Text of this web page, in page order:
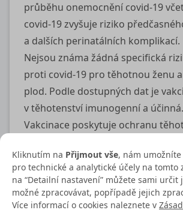
průběhu onemocnění covid-19
covid-19zvyšuje riziko
a dalších perinatálních komplikací.
Nejsou známa žádná specifická
proti covid-19 pro těhotnou ženu
plod. Podle dostupných dat je
v těhotenství imunogenní a účinná.
Vakcinace poskytuje ochranu
v graviditě a poskytuje ochranu
do prvních postnatálních měsíců.
Očkování se doporučuje všem
Očkovat je možné v kterémkoli
Kliknutím na Přijmout vše, nám
pro technické a analytické účely na tomto
na “Detailní nastavení” můžete sami určit
možné zpracovávat, popřípadě jejich
Více informací o cookies naleznete v